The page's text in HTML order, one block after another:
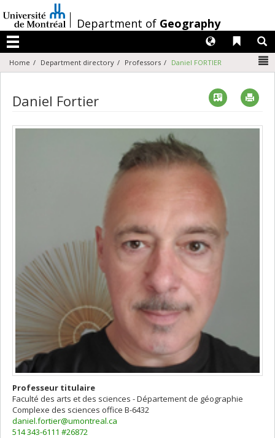
au
contenu
/Department of Geography
Menu
Liens
Langues
Home Department directory Professors Daniel FORTIER
Daniel Fortier Vcard
Professeur titulaire
Faculté des arts et des sciences - Département de géographie
Complexe des sciences office B-6432
daniel.fortier@umontreal.ca
514 343-6111 #26872